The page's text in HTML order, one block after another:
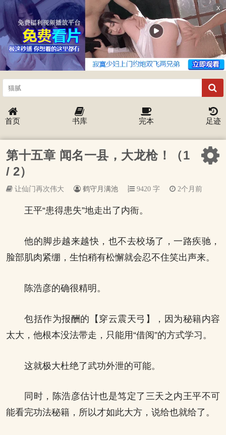
首页 书库 完本 足迹
第十五章 闻名一县，大龙枪！（1
/ 2）
让仙门再次伟大 鹤守月满池 9420 字 2个月前
王平“患得患失”地走出了内衙。
他的脚步越来越快，也不去校场了，一路疾驰，
脸部肌肉紧绷，生怕稍有松懈就会忍不住笑出声来。
陈浩彦的确很精明。
包括作为报酬的【穿云震天弓】，因为秘籍内容
太大，他根本没法带走，只能用“借阅”的方式学习。
这就极大杜绝了武功外泄的可能。
同时，陈浩彦估计也是笃定了三天之内王平不可
能看完功法秘籍，所以才如此大方，说给也就给了。